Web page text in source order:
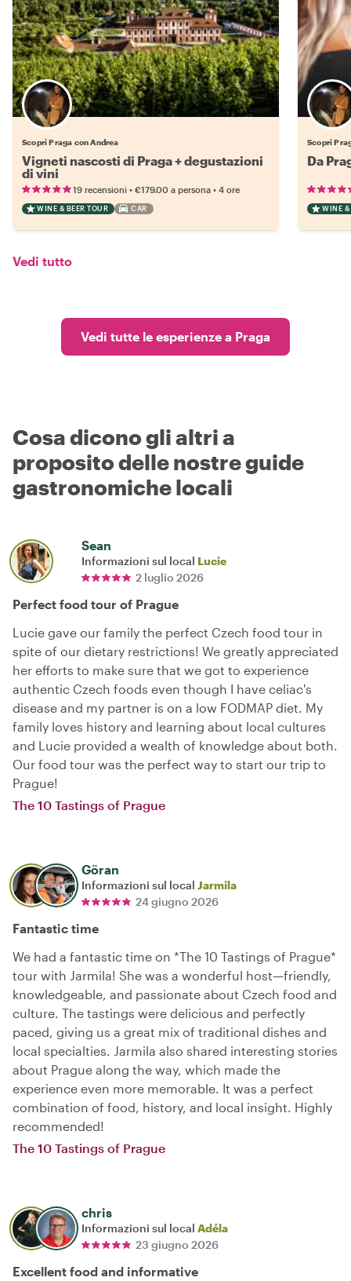
Scopri Praga con Andrea
Vigneti nascosti di Praga + degustazioni
di vini
19 recensioni • €179.00 a persona • 4 ore
WINE & BEER TOUR CAR
Scopri
Da
WINE &
Vedi tutto
Vedi tutte le esperienze a Praga
Cosa dicono gli altri a
proposito delle nostre guide
gastronomiche locali
Sean
Informazioni sul local Lucie
2 luglio 2026
Perfect food tour of Prague
Lucie gave our family the perfect Czech food tour in
spite of our dietary restrictions! We greatly appreciated
her efforts to make sure that we got to experience
authentic Czech foods even though I have celiac's
disease and my partner is on a low FODMAP diet. My
family loves history and learning about local cultures
and Lucie provided a wealth of knowledge about both.
Our food tour was the perfect way to start our trip to
Prague!
The 10 Tastings of Prague
Göran
Informazioni sul local Jarmila
24 giugno 2026
Fantastic time
We had a fantastic time on *The 10 Tastings of Prague*
tour with Jarmila! She was a wonderful host—friendly,
knowledgeable, and passionate about Czech food and
culture. The tastings were delicious and perfectly
paced, giving us a great mix of traditional dishes and
local specialties. Jarmila also shared interesting stories
about Prague along the way, which made the
experience even more memorable. It was a perfect
combination of food, history, and local insight. Highly
recommended!
The 10 Tastings of Prague
chris
Informazioni sul local Adéla
23 giugno 2026
Excellent food and informative